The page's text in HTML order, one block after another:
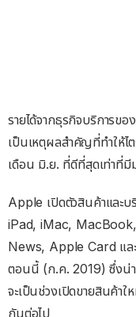
รายได้จากธุรกิจบริการข
เป็นเหตุผลสำคัญที่ทำให้
เดือน มิ.ย. ที่ดีที่สุดเท่าที่มี
Apple เปิดตัวสินค้าและ
iPad, iMac,
News, Apple Card และ
ตอนนี้ (ก.ค. 2019) ซึ่งน่า
จะเป็นช่วงเปิดขายสินค้าใ
กันต่อไป